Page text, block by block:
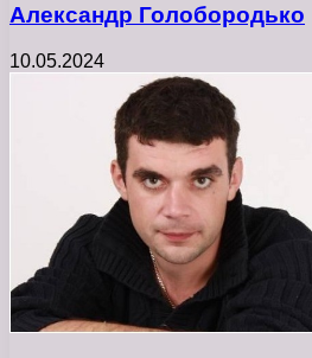
Александр Голобородько
10.05.2024